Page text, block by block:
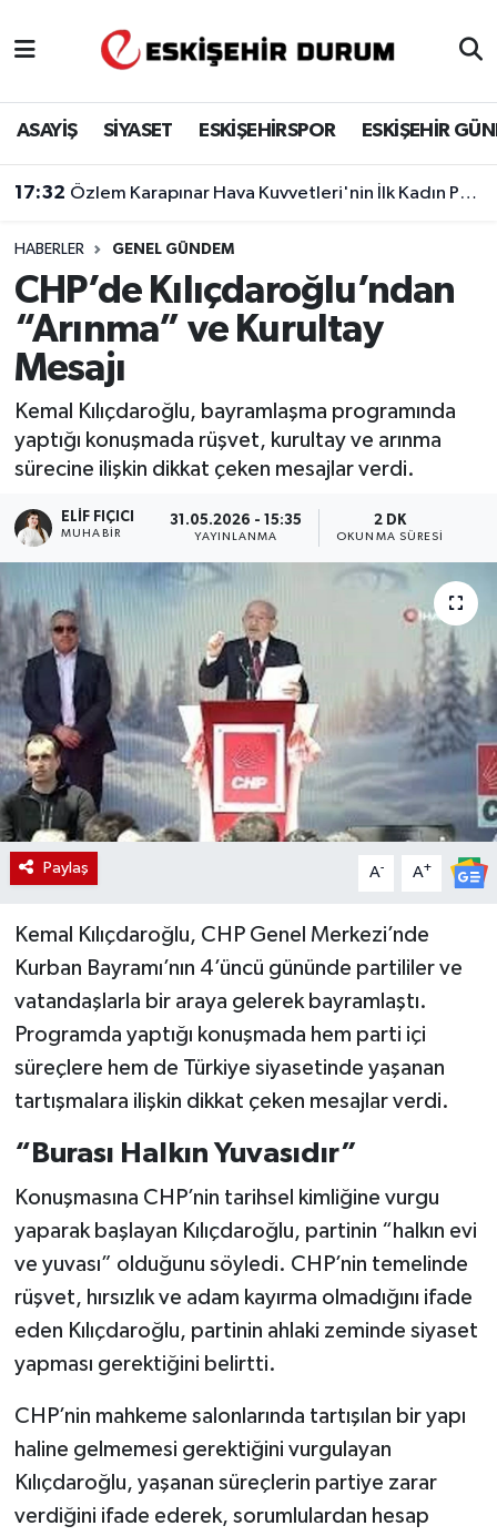
ASAYİŞ SİYASET ESKİŞEHİRSPOR ESKİŞEHİR
17:32 Özlem Karapınar Hava Kuvvetleri'nin İlk Kadın Paşası Oldu
HABERLER GENEL GÜNDEM
CHP’de Kılıçdaroğlu’ndan
“Arınma” ve Kurultay
Mesajı
Kemal Kılıçdaroğlu, bayramlaşma programında
yaptığı konuşmada rüşvet, kurultay ve arınma
sürecine ilişkin dikkat çeken mesajlar verdi.
ELIF FIÇICI
MUHABIR
31.05.2026 - 15:35
YAYINLANMA
2 DK
OKUNMA SÜRESI
Paylaş A- A+
Kemal Kılıçdaroğlu, CHP Genel Merkezi’nde
Kurban Bayramı’nın 4’üncü gününde partililer ve
vatandaşlarla bir araya gelerek bayramlaştı.
Programda yaptığı konuşmada hem parti içi
süreçlere hem de Türkiye siyasetinde yaşanan
tartışmalara ilişkin dikkat çeken mesajlar verdi.
“Burası Halkın Yuvasıdır”
Konuşmasına CHP’nin tarihsel kimliğine vurgu
yaparak başlayan Kılıçdaroğlu, partinin “halkın evi
ve yuvası” olduğunu söyledi. CHP’nin temelinde
rüşvet, hırsızlık ve adam kayırma olmadığını ifade
eden Kılıçdaroğlu, partinin ahlaki zeminde siyaset
yapması gerektiğini belirtti.
CHP’nin mahkeme salonlarında tartışılan bir yapı
haline gelmemesi gerektiğini vurgulayan
Kılıçdaroğlu, yaşanan süreçlerin partiye zarar
verdiğini ifade ederek, sorumlulardan hesap
Eskişehir Hava Durumu
Eskişehir Namaz Vakitleri
Eskişehir Trafik Yoğunluk Haritası
Süper Lig Puan Durumu ve Fikstür
Tüm Manşetler
Son Dakika Haberleri
Haber Arşivi